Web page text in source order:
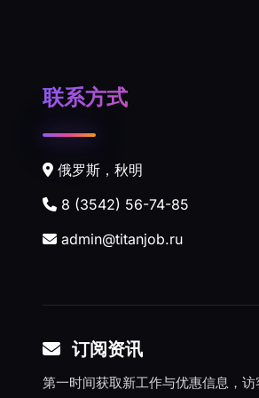
联系方式
俄罗斯，秋明
8 (3542) 56-74-85
admin@titanjob.ru
订阅资讯
第一时间获取新工作与优惠信息，访